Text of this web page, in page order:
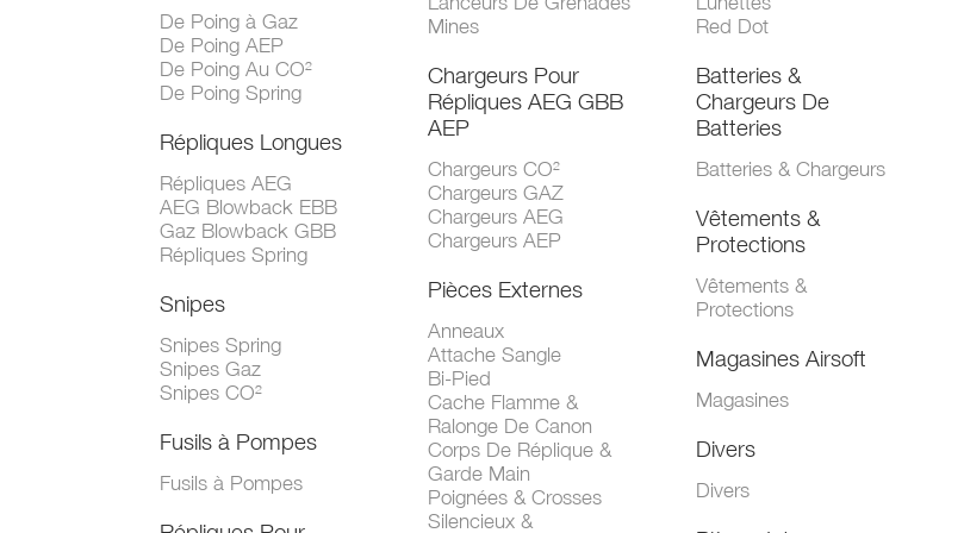
De Poing à Gaz
De Poing AEP
De Poing Au CO²
De Poing Spring
Répliques Longues
Répliques AEG
AEG Blowback EBB
Gaz Blowback GBB
Répliques Spring
Snipes
Snipes Spring
Snipes Gaz
Snipes CO²
Fusils à Pompes
Fusils à Pompes
Mines
Chargeurs Pour
Répliques AEG GBB
AEP
Chargeurs CO²
Chargeurs GAZ
Chargeurs AEG
Chargeurs AEP
Pièces Externes
Anneaux
Attache Sangle
Bi-Pied
Cache Flamme &
Ralonge De Canon
Corps De Réplique &
Garde Main
Poignées & Crosses
Silencieux &
Red Dot
Batteries &
Chargeurs De
Batteries
Batteries & Chargeurs
Vêtements &
Protections
Vêtements &
Protections
Magasines Airsoft
Magasines
Divers
Divers